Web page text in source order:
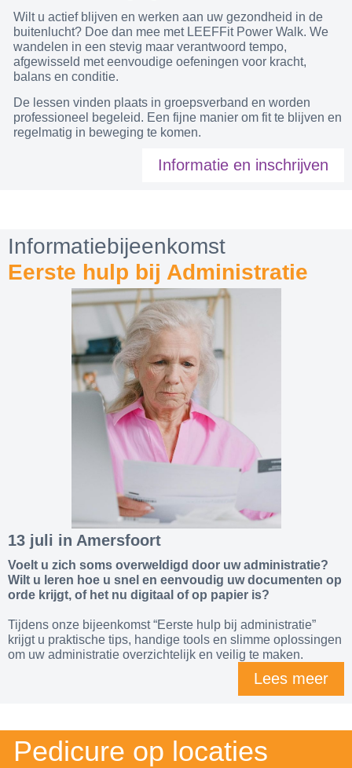
Wilt u actief blijven en werken aan uw gezondheid in de
buitenlucht? Doe dan mee met LEEFFit Power Walk. We
wandelen in een stevig maar verantwoord tempo,
afgewisseld met eenvoudige oefeningen voor kracht,
balans en conditie.
De lessen vinden plaats in groepsverband en worden
professioneel begeleid. Een fijne manier om fit te blijven en
regelmatig in beweging te komen.
Informatie en inschrijven
Informatiebijeenkomst
Eerste hulp bij Administratie
13 juli in Amersfoort
Voelt u zich soms overweldigd door uw administratie?
Wilt u leren hoe u snel en eenvoudig uw documenten op
orde krijgt, of het nu digitaal of op papier is?
Tijdens onze bijeenkomst “Eerste hulp bij administratie”
krijgt u praktische tips, handige tools en slimme oplossingen
om uw administratie overzichtelijk en veilig te maken.
Lees meer
Pedicure op locaties